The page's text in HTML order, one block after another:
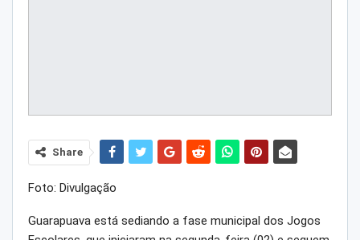
Share
Foto: Divulgação
Guarapuava está sediando a fase municipal dos Jogos